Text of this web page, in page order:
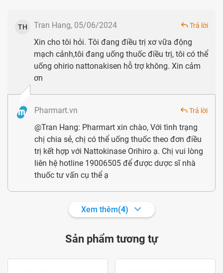
ổn định dần và không có triệu chứng xấu nữa.
Nattokinase Orihirovà địa chỉ mua uy tín
Sản phẩm Nattokinase Orihiro đang được lưu hành trên thị
trường với mức giá khoảng 594.000đ/ hộp x 60 viên.
Mua Nattokinase Orihiro ở đâu uy tín?
Hiện sản phẩm đang được phân phối và bày bán chính
TH Tran Hang, 05/06/2024 Trả lời
Xin cho tôi hỏi. Tôi đang điều trị xơ vữa động
mạch cảnh,tôi đang uống thuốc điều trị, tôi có thể
uống ohirio nattonakisen hỗ trợ không. Xin cảm
ơn
Pharmart.vn Trả lời
@Tran Hang: Pharmart xin chào, Với tình trạng
chị chia sẻ, chị có thể uống thuốc theo đơn điều
trị kết hợp với Nattokinase Orihiro ạ. Chị vui lòng
liên hệ hotline 19006505 để được dược sĩ nhà
thuốc tư vấn cụ thể ạ
Xem thêm(4)
Sản phẩm tương tự